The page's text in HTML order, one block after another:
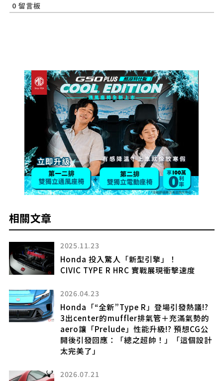
0 留言板
相關文章
2025.11.23
Honda 投入驚人「新型引擎」！
CIVIC TYPE R HRC 實戰展現衝擊速度
2026.04.23
Honda「“全新”Type R」登場引發熱議!?
3出center的muffler排氣管＋充滿氣勢的
aero讓「Prelude」性能升級!? 預想CG公
開後引發回應：「總之超帥！」「這個設計
太完美了」
2026.07.21